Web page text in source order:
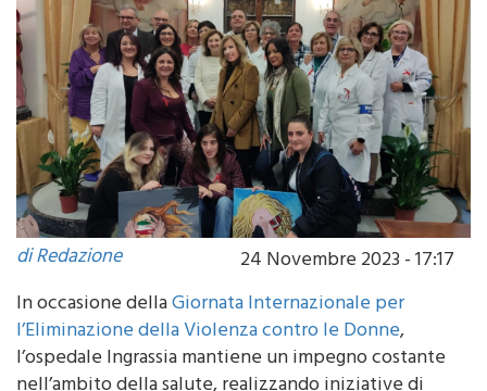
di Redazione
24 Novembre 2023 - 17:17
Giornata Internazionale per
l’Eliminazione della Violenza contro le Donne,
l’ospedale Ingrassia mantiene un impegno costante
nell’ambito della salute, realizzando iniziative di